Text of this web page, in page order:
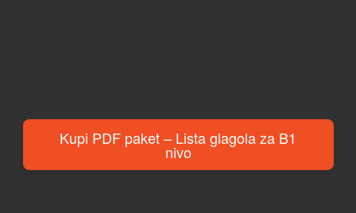
Kupi PDF paket – Lista glagola za B1
nivo